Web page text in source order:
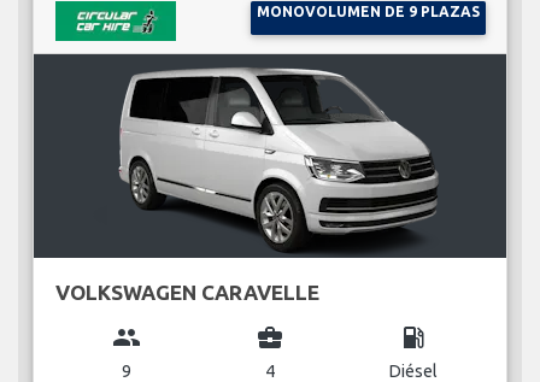
MONOVOLUMEN DE 9 PLAZAS
VOLKSWAGEN CARAVELLE
group
9
business_center
4
local_gas_station
Diésel